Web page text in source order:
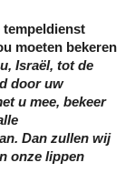
tempeldienst
moeten bekeren
u, Israël, tot de
door uw
u mee, bekeer
Dan zullen wij
onze lippen